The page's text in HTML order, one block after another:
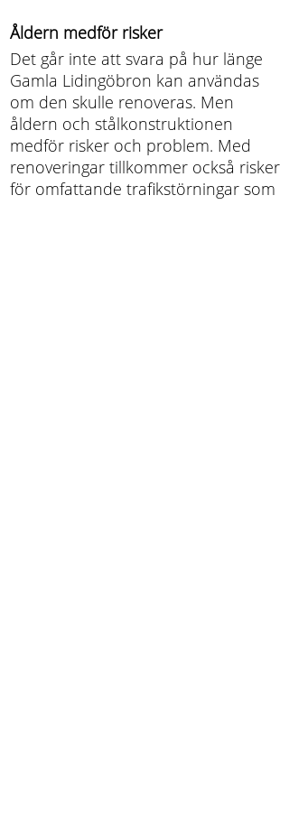
Åldern medför risker
Det går inte att svara på hur länge
Gamla Lidingöbron kan användas
om den skulle renoveras. Men
åldern och stålkonstruktionen
medför risker och problem. Med
renoveringar tillkommer också risker
för omfattande trafikstörningar som